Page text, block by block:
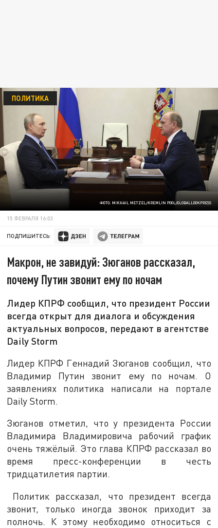
ФОТО: MIKHAIL METZEL/KREMLIN POOL/GLOBALLOOKPRESS
ПОЛИТИКА
15 ФЕВРАЛЯ 16:03
ПОДПИШИТЕСЬ:
Макрон, не завидуй: Зюганов рассказал,
почему Путин звонит ему по ночам
Лидер КПРФ сообщил, что президент России
всегда открыт для диалога и обсуждения
актуальных вопросов, передают в агентстве
Daily Storm
Лидер КПРФ Геннадий Зюганов сообщил, что
Владимир Путин звонит ему по ночам. О
заявлениях политика написали на портале
Daily Storm.
Зюганов отметил, что у президента России
Владимира Владимировича рабочий график
очень тяжёлый. Это глава КПРФ рассказал во
время пресс-конференции в честь
тридцатилетия партии.
Политик рассказал, что президент всегда
звонит, только иногда звонок приходит за
полночь. К этому необходимо относиться с